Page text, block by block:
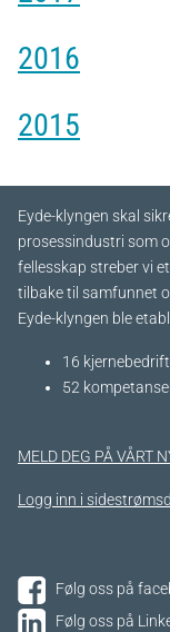
2016
2015
Eyde-klyngen skal
prosessindustri som
fellesskap streber vi
tilbake til samfunnet
Eyde-klyngen ble
16
52
MELD DEG PÅ VÅRT
Logg inn i
Følg oss på
Følg oss på